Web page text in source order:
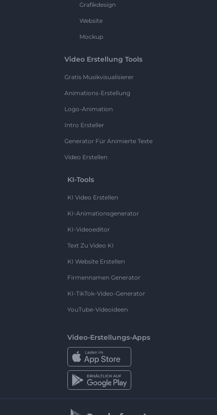
Grafikdesign
Website
Mockup
Video Erstellung Tools
Gratis Musikvisualisierer
Animations-Erstellung
Logo-Animation
Intro Ersteller
Generator Für Animierte Texte
Video Erstellen
KI-Tools
KI Video Erstellen
KI-Animationsgenerator
KI-Videoeditor
Text Zu Video KI
KI Website Erstellen
Firmennamen Generator
KI-TikTok-Video-Generator
YouTube-Videoideen
Video-Erstellungs-Apps